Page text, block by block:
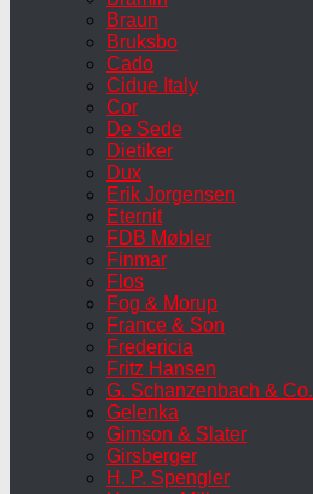
Braun
Bruksbo
Cado
Cidue Italy
Cor
De Sede
Dietiker
Dux
Erik Jorgensen
Eternit
FDB Møbler
Finmar
Flos
Fog & Morup
France & Son
Fredericia
Fritz Hansen
G. Schanzenbach & Co.
Gelenka
Gimson & Slater
Girsberger
H. P. Spengler